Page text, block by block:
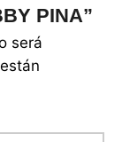
PINA”
será